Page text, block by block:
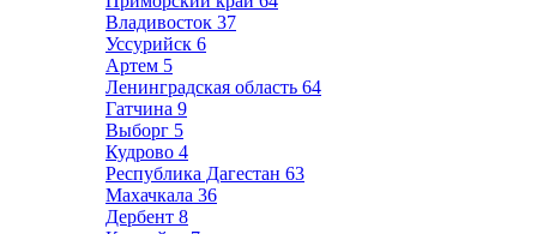
Владивосток 37
Уссурийск 6
Артем 5
Ленинградская область 64
Гатчина 9
Выборг 5
Кудрово 4
Республика Дагестан 63
Махачкала 36
Дербент 8